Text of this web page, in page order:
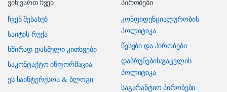
ვინ ვართ ჩვენ
ჩვენ შესახებ
საიტის რუქა
ხშირად დასმული კითხვები
საკონტაქტო ინფორმაცია
ეს საინტერესოა & ბლოგი
პირობები
კონფიდენციალურობის
პოლიტიკა
წესები და პირობები
დაბრუნების/გაცვლის
პოლიტიკა
საგარანტიო პირობები